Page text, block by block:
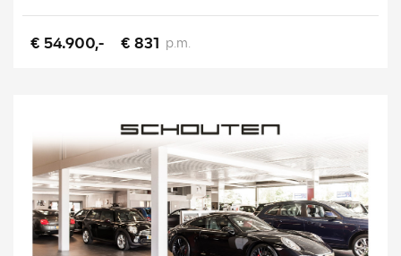
€ 54.900,- € 831 p.m.